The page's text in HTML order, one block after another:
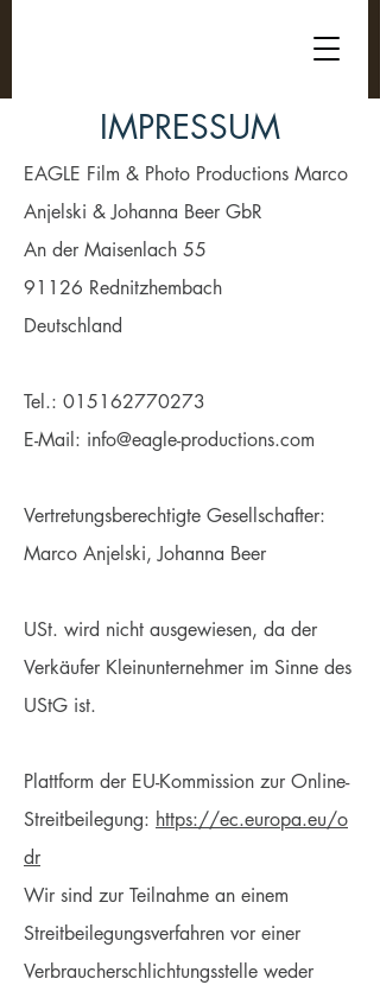
IMPRESSUM
EAGLE Film & Photo Productions Marco
Anjelski & Johanna Beer GbR
An der Maisenlach 55
91126 Rednitzhembach
Deutschland
Tel.: 015162770273
E-Mail: info@eagle-productions.com
Vertretungsberechtigte Gesellschafter:
Marco Anjelski, Johanna Beer
USt. wird nicht ausgewiesen, da der
Verkäufer Kleinunternehmer im Sinne des
UStG ist.
Plattform der EU-Kommission zur Online-
Streitbeilegung: https://ec.europa.eu/o
dr
Wir sind zur Teilnahme an einem
Streitbeilegungsverfahren vor einer
Verbraucherschlichtungsstelle weder